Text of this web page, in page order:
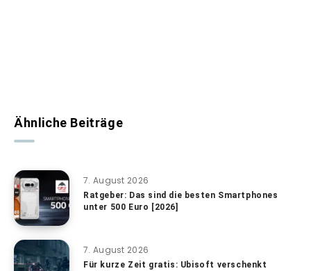
Ähnliche Beiträge
7. August 2026
Ratgeber: Das sind die besten Smartphones
unter 500 Euro [2026]
7. August 2026
Für kurze Zeit gratis: Ubisoft verschenkt